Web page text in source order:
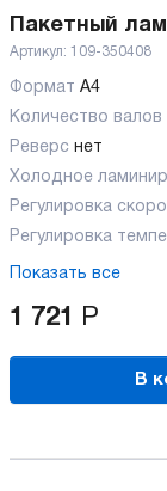
Пакетный
Артикул: 109-350408
Формат A4
Количество валов
Реверс нет
Холодное
Регулировка
Регулировка
Показать все
1 721 Р
В